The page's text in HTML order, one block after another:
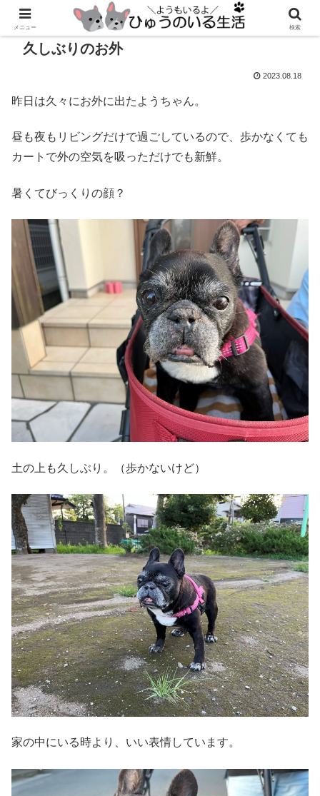
久しぶりのお外
2023.08.18
昨日は久々にお外に出たようちゃん。
昼も夜もリビングだけで過ごしているので、歩かなくても
カートで外の空気を吸っただけでも新鮮。
暑くてびっくりの顔？
土の上も久しぶり。（歩かないけど）
家の中にいる時より、いい表情しています。
メニュー 検索